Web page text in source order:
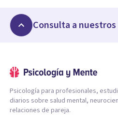
Consulta a
Psicología para profesionales,
diarios sobre salud mental,
relaciones de pareja.